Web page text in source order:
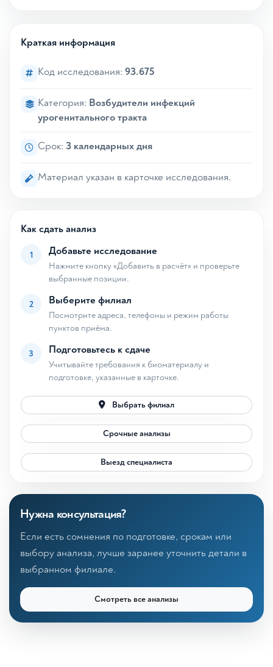
Краткая информация
Код исследования: 93.675
Категория: Возбудители инфекций
урогенитального тракта
Срок: 3 календарных дня
Материал указан в карточке исследования.
Как сдать анализ
1 Добавьте исследование
Нажмите кнопку «Добавить в расчёт» и проверьте
выбранные позиции.
2 Выберите филиал
Посмотрите адреса, телефоны и режим работы
пунктов приёма.
3 Подготовьтесь к сдаче
Учитывайте требования к биоматериалу и
подготовке, указанные в карточке.
Выбрать филиал
Срочные анализы
Выезд специалиста
Нужна консультация?
Если есть сомнения по подготовке, срокам или
выбору анализа, лучше заранее уточнить детали в
выбранном филиале.
Смотреть все анализы